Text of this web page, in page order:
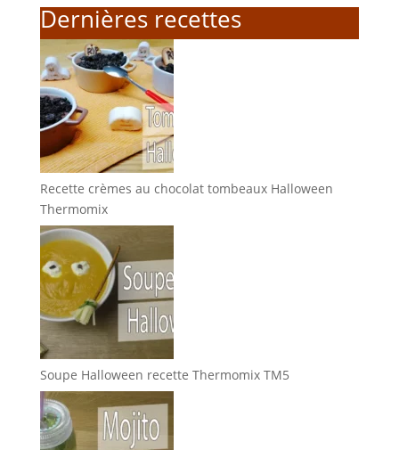
Dernières recettes
Recette crèmes au chocolat tombeaux Halloween
Thermomix
Soupe Halloween recette Thermomix TM5